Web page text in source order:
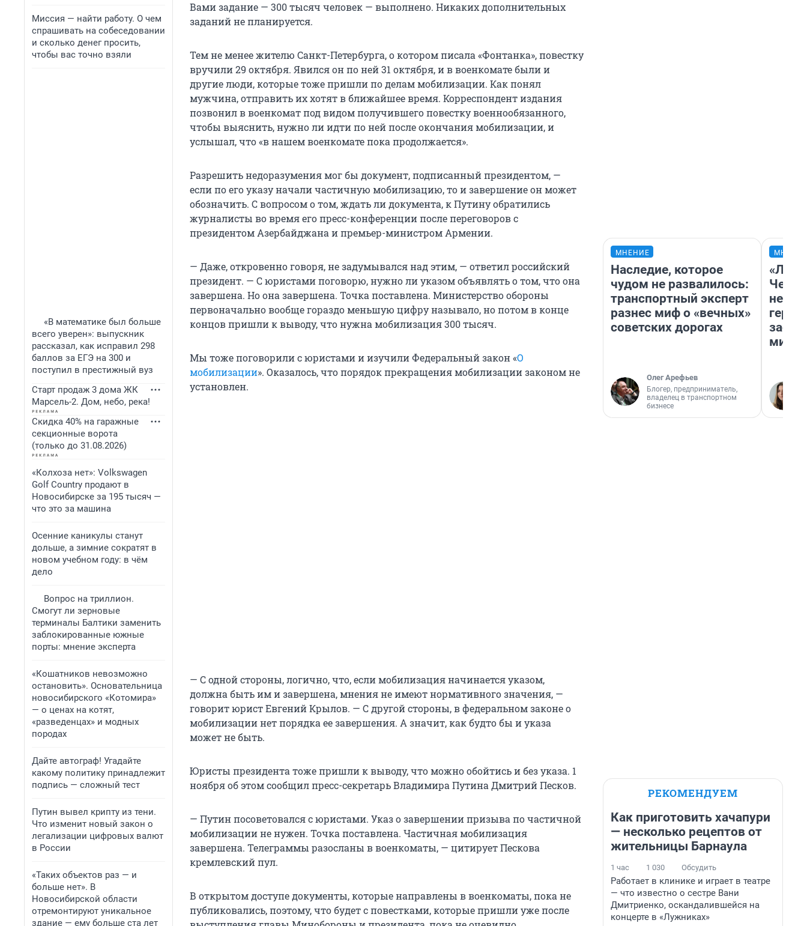
Миссия — найти работу. О чем
спрашивать на собеседовании
и сколько денег просить,
чтобы вас точно взяли
«В математике был больше
всего уверен»: выпускник
рассказал, как исправил 298
баллов за ЕГЭ на 300 и
поступил в престижный вуз
Старт продаж 3 дома ЖК
Марсель-2. Дом, небо, река!
Скидка 40% на гаражные
секционные ворота
(только до 31.08.2026)
«Колхоза нет»: Volkswagen
Golf Сountry продают в
Новосибирске за 195 тысяч —
что это за машина
Осенние каникулы станут
дольше, а зимние сократят в
новом учебном году: в чём
дело
Вопрос на триллион.
Смогут ли зерновые
терминалы Балтики заменить
заблокированные южные
порты: мнение эксперта
«Кошатников невозможно
остановить». Основательница
новосибирского «Котомира»
— о ценах на котят,
«разведенцах» и модных
породах
Дайте автограф! Угадайте
какому политику принадлежит
подпись — сложный тест
Путин вывел крипту из тени.
Что изменит новый закон о
легализации цифровых валют
в России
«Таких объектов раз — и
больше нет». В
Новосибирской области
отремонтируют уникальное
здание — ему больше ста лет
Вами задание — 300 тысяч человек — выполнено. Никаких дополнительных
заданий не планируется.
Тем не менее жителю Санкт-Петербурга, о котором писала «Фонтанка», повестку
вручили 29 октября. Явился он по ней 31 октября, и в военкомате были и
другие люди, которые тоже пришли по делам мобилизации. Как понял
мужчина, отправить их хотят в ближайшее время. Корреспондент издания
позвонил в военкомат под видом получившего повестку военнообязанного,
чтобы выяснить, нужно ли идти по ней после окончания мобилизации, и
услышал, что «в нашем военкомате пока продолжается».
Разрешить недоразумения мог бы документ, подписанный президентом, —
если по его указу начали частичную мобилизацию, то и завершение он может
обозначить. С вопросом о том, ждать ли документа, к Путину обратились
журналисты во время его пресс-конференции после переговоров с
президентом Азербайджана и премьер-министром Армении.
— Даже, откровенно говоря, не задумывался над этим, — ответил российский
президент. — С юристами поговорю, нужно ли указом объявлять о том, что она
завершена. Но она завершена. Точка поставлена. Министерство обороны
первоначально вообще гораздо меньшую цифру называло, но потом в конце
концов пришли к выводу, что нужна мобилизация 300 тысяч.
Мы тоже поговорили с юристами и изучили Федеральный закон «О
мобилизации». Оказалось, что порядок прекращения мобилизации законом не
установлен.
— С одной стороны, логично, что, если мобилизация начинается указом,
должна быть им и завершена, мнения не имеют нормативного значения, —
говорит юрист Евгений Крылов. — С другой стороны, в федеральном законе о
мобилизации нет порядка ее завершения. А значит, как будто бы и указа
может не быть.
Юристы президента тоже пришли к выводу, что можно обойтись и без указа. 1
ноября об этом сообщил пресс-секретарь Владимира Путина Дмитрий Песков.
— Путин посоветовался с юристами. Указ о завершении призыва по частичной
мобилизации не нужен. Точка поставлена. Частичная мобилизация
завершена. Телеграммы разосланы в военкоматы, — цитирует Пескова
кремлевский пул.
В открытом доступе документы, которые направлены в военкоматы, пока не
публиковались, поэтому, что будет с повестками, которые пришли уже после
МНЕНИЕ
Наследие, которое
чудом не развалилось:
транспортный эксперт
разнес миф о «вечных»
советских дорогах
Олег Арефьев
Блогер, предприниматель,
владелец в транспортном
бизнесе
Чем
герои
РЕКОМЕНДУЕМ
Как приготовить хачапури
— несколько рецептов от
жительницы Барнаула
1 час 1 030 Обсудить
Работает в клинике и играет в театре
— что известно о сестре Вани
Дмитриенко, оскандалившейся на
концерте в «Лужниках»